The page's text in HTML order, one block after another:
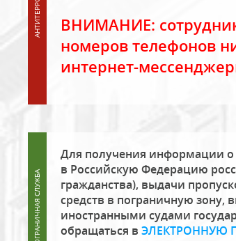
ВНИМАНИЕ:
номеров телефонов
интернет-
Для получения информации о
в Российскую Федерацию
гражданства), выдачи
средств в пограничную зону,
иностранными судами
обращаться в ЭЛЕКТРОННУЮ